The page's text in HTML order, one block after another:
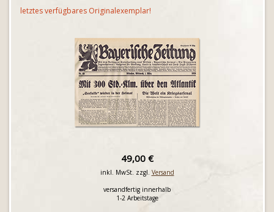
letztes verfügbares Originalexemplar!
49,00 €
inkl. MwSt. zzgl. Versand
versandfertig innerhalb
1-2 Arbeitstage